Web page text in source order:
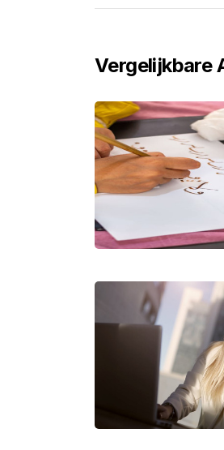
Vergelijkbare